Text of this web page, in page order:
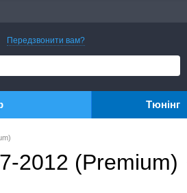
Передзвонити вам?
Тюнінг
2012 (Premium)